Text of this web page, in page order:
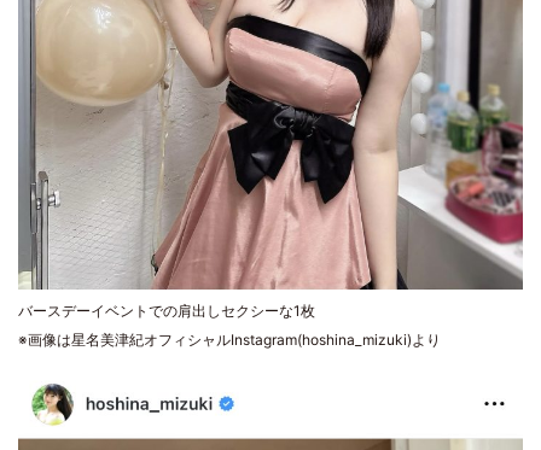
バースデーイベントでの肩出しセクシーな1枚
※画像は星名美津紀オフィシャルInstagram(hoshina_mizuki)より